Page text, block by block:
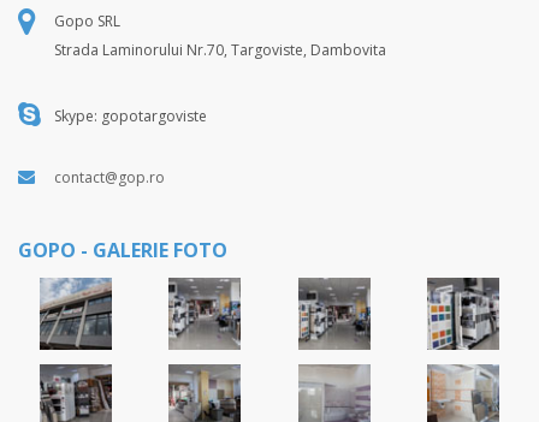
Gopo SRL
Strada Laminorului Nr.70, Targoviste, Dambovita
Skype: gopotargoviste
contact@gop.ro
GOPO - GALERIE FOTO